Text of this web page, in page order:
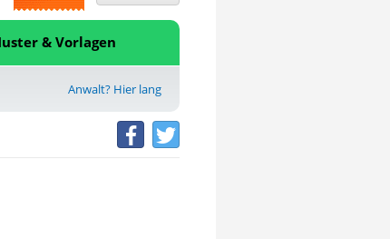
& Vorlagen
Anwalt? Hier lang